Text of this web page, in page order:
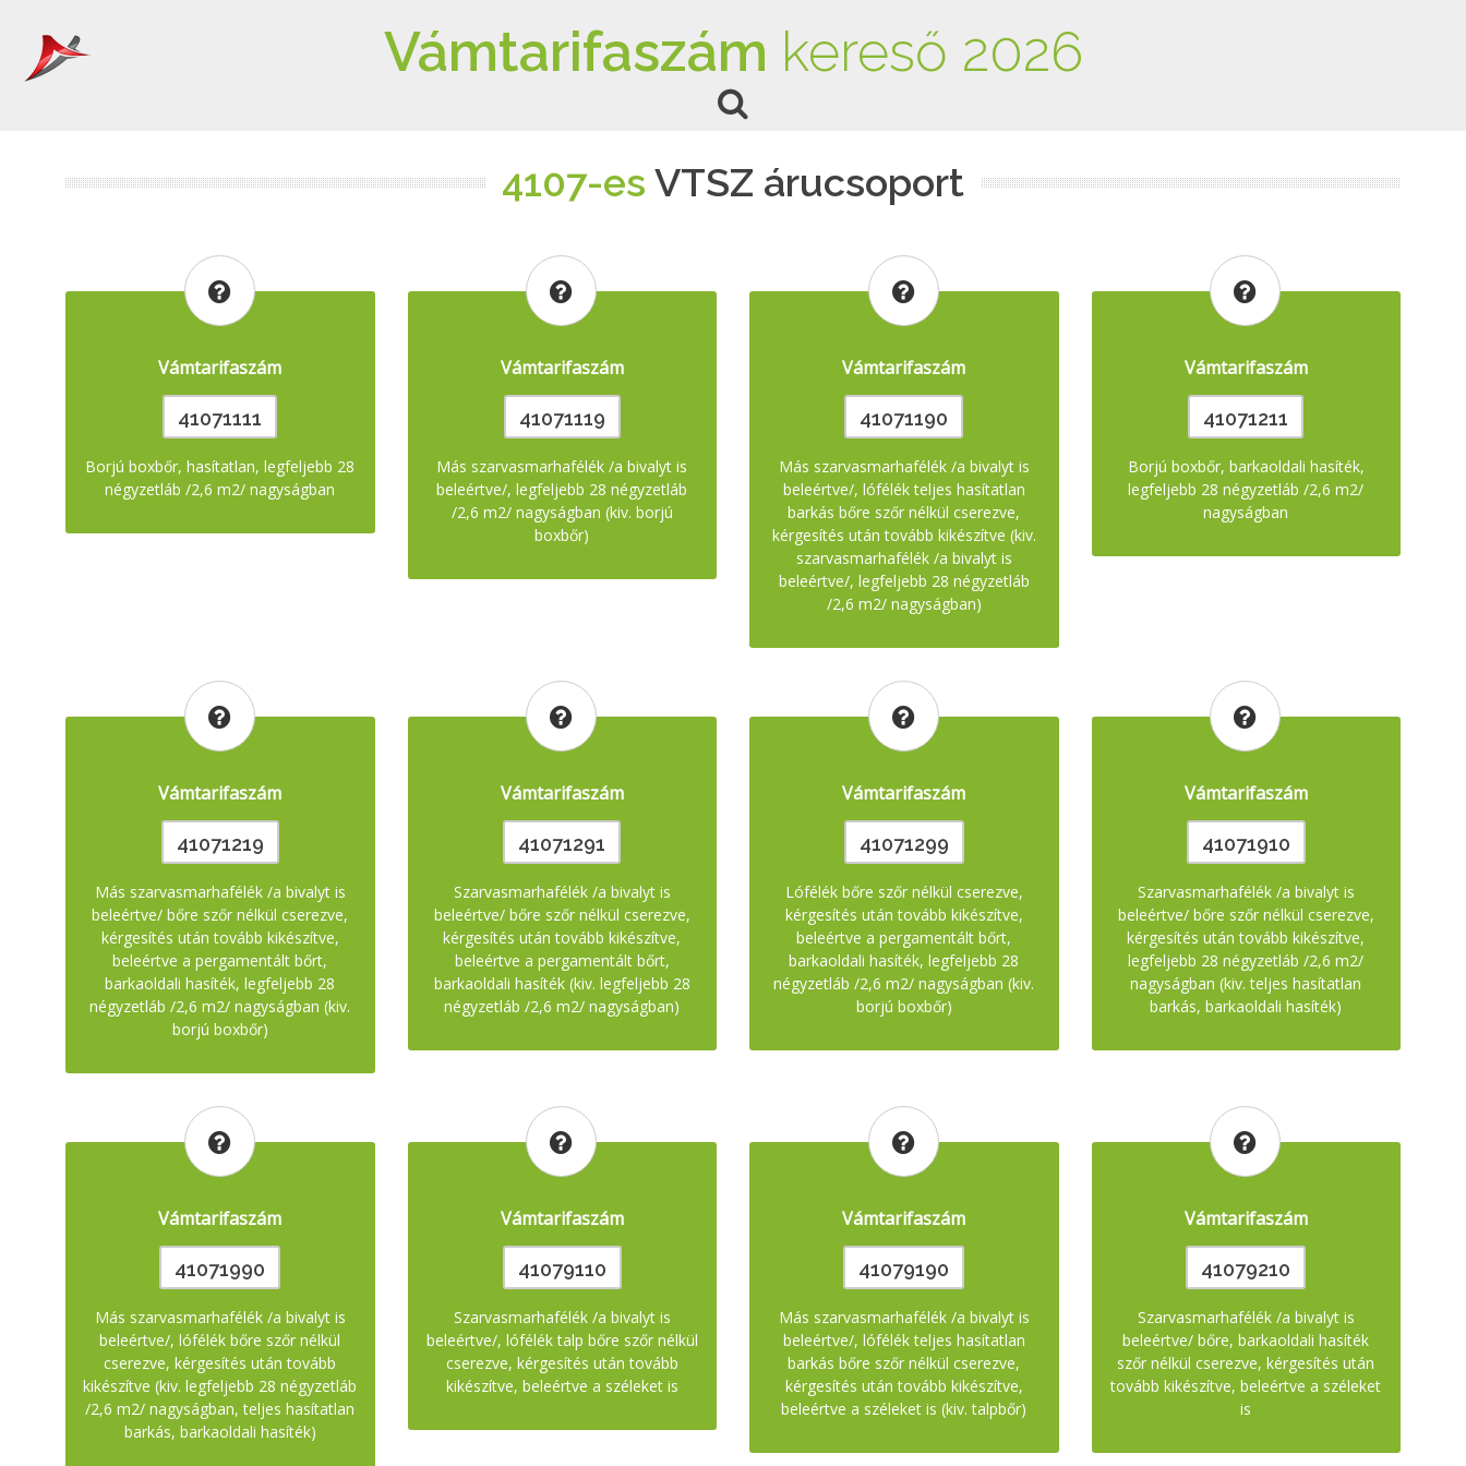
Vámtarifaszám kereső 2026
4107-es VTSZ árucsoport
Vámtarifaszám
41071111
Borjú boxbőr, hasítatlan, legfeljebb 28
négyzetláb /2,6 m2/ nagyságban
Vámtarifaszám
41071119
Más szarvasmarhafélék /a bivalyt is
beleértve/, legfeljebb 28 négyzetláb
/2,6 m2/ nagyságban (kiv. borjú
boxbőr)
Vámtarifaszám
41071190
Más szarvasmarhafélék /a bivalyt is
beleértve/, lófélék teljes hasítatlan
barkás bőre szőr nélkül cserezve,
kérgesítés után tovább kikészítve (kiv.
szarvasmarhafélék /a bivalyt is
beleértve/, legfeljebb 28 négyzetláb
/2,6 m2/ nagyságban)
Vámtarifaszám
41071211
Borjú boxbőr, barkaoldali hasíték,
legfeljebb 28 négyzetláb /2,6 m2/
nagyságban
Vámtarifaszám
41071219
Más szarvasmarhafélék /a bivalyt is
beleértve/ bőre szőr nélkül cserezve,
kérgesítés után tovább kikészítve,
beleértve a pergamentált bőrt,
barkaoldali hasíték, legfeljebb 28
négyzetláb /2,6 m2/ nagyságban (kiv.
borjú boxbőr)
Vámtarifaszám
41071291
Szarvasmarhafélék /a bivalyt is
beleértve/ bőre szőr nélkül cserezve,
kérgesítés után tovább kikészítve,
beleértve a pergamentált bőrt,
barkaoldali hasíték (kiv. legfeljebb 28
négyzetláb /2,6 m2/ nagyságban)
Vámtarifaszám
41071299
Lófélék bőre szőr nélkül cserezve,
kérgesítés után tovább kikészítve,
beleértve a pergamentált bőrt,
barkaoldali hasíték, legfeljebb 28
négyzetláb /2,6 m2/ nagyságban (kiv.
borjú boxbőr)
Vámtarifaszám
41071910
Szarvasmarhafélék /a bivalyt is
beleértve/ bőre szőr nélkül cserezve,
kérgesítés után tovább kikészítve,
legfeljebb 28 négyzetláb /2,6 m2/
nagyságban (kiv. teljes hasítatlan
barkás, barkaoldali hasíték)
Vámtarifaszám
41071990
Más szarvasmarhafélék /a bivalyt is
beleértve/, lófélék bőre szőr nélkül
cserezve, kérgesítés után tovább
kikészítve (kiv. legfeljebb 28 négyzetláb
/2,6 m2/ nagyságban, teljes hasítatlan
barkás, barkaoldali hasíték)
Vámtarifaszám
41079110
Szarvasmarhafélék /a bivalyt is
beleértve/, lófélék talp bőre szőr nélkül
cserezve, kérgesítés után tovább
kikészítve, beleértve a széleket is
Vámtarifaszám
41079190
Más szarvasmarhafélék /a bivalyt is
beleértve/, lófélék teljes hasítatlan
barkás bőre szőr nélkül cserezve,
kérgesítés után tovább kikészítve,
beleértve a széleket is (kiv. talpbőr)
Vámtarifaszám
41079210
Szarvasmarhafélék /a bivalyt is
beleértve/ bőre, barkaoldali hasíték
szőr nélkül cserezve, kérgesítés után
tovább kikészítve, beleértve a széleket
is